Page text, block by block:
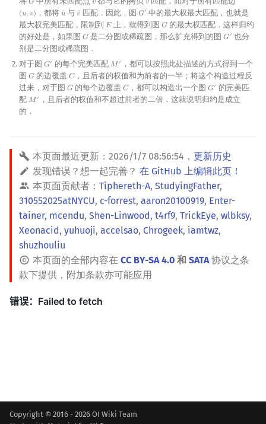
𝐺
G 𝑣
v ˜
𝑣
v ~
(𝑢,𝑣)
(u,v) ，都将˜
𝑢
u ~与˜
𝑣
v ~匹配．因此，图 𝐺′
G′ 中的最大权最大匹配，也就是
最大权完美匹配，限制到 𝐸
E上，就得到图 𝐺
G的最大权匹配．这样归约
的好处是，如果图 𝐺
G 是二分图或稀疏图，那么扩充得到的图𝐺′
G′ 也分
别是二分图或稀疏图．
对于图 𝐺′
G′ 的每个完美匹配 𝑀 ′
M′
，都可以按照此处描述的方式得到一个
图 𝐺
G 的边覆盖𝐶
C，且后者的权值和为前者的一半；将这个构造过程反
过来，对于图 𝐺
G 的每个边覆盖𝐶
C，都可以构造出一个图 𝐺′
G′
的完美匹
配 𝑀 ′
M′
，且后者的权值和不超过前者的二倍．这就说明归约是成立
的．
本页面最近更新： 2026/1/7 08:56:54 ， 更新历史
发现错误？想一起完善？ 在 GitHub 上编辑此页！
本页面贡献者： Tiphereth-A, StudyingFather,
310552025atNYCU, c-forrest, aaron20100919, Enter-
tainer, mcendu, Shen-Linwood, t4rf9, TrickEye, wlbksy,
Xeonacid, yuhuoji, accelsao, Chrogeek, iamtwz,
shuzhouliu
本页面的全部内容在 CC BY-SA 4.0 和 SATA协议之条
款下提供，附加条款亦可能应用
Copyright © 2016 - 2026 OI Wiki Team